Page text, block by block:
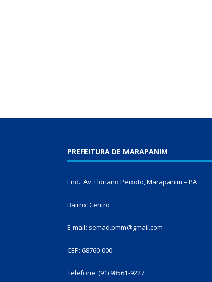
PREFEITURA DE MARAPANIM
End.: Av. Floriano Peixoto, Marapanim – PA
Bairro: Centro
E-mail: semad.pmm@gmail.com
CEP: 68760-000
Telefone: (91) 98561-9227